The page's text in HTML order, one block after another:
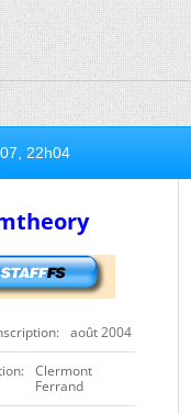
22h04
août 2004
Clermont
Ferrand